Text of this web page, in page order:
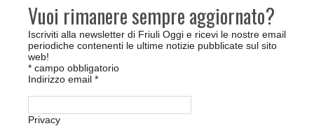
Vuoi rimanere sempre aggiornato?
Iscriviti alla newsletter di Friuli Oggi e ricevi le nostre email
periodiche contenenti le ultime notizie pubblicate sul sito
web!
* campo obbligatorio
Indirizzo email *
Privacy